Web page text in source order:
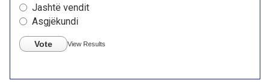
Jashtë vendit
Asgjëkundi
Vote View Results